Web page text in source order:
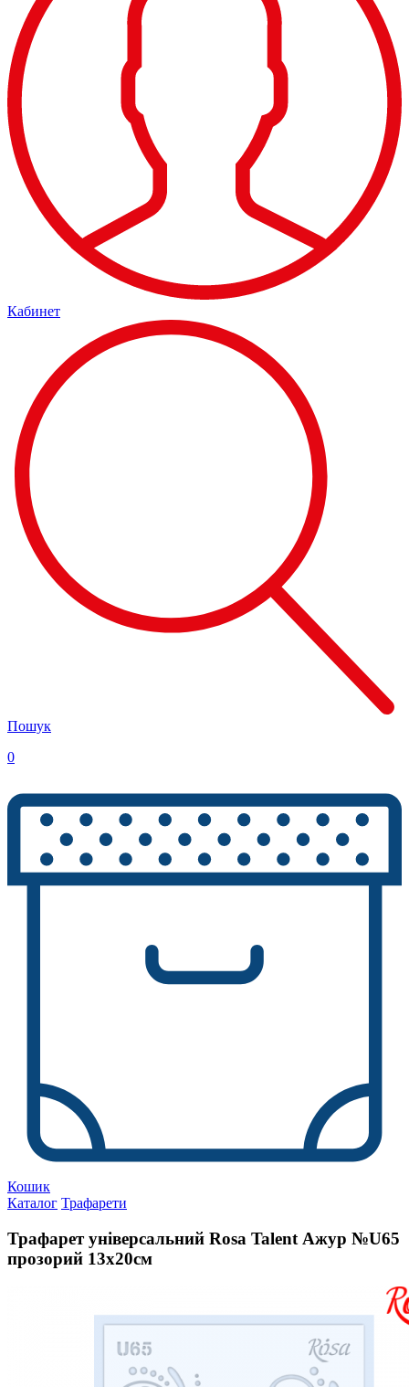
Кабинет
Пошук
0
Кошик
Каталог Трафарети
Трафарет універсальний Rosa Talent Ажур №U65
прозорий 13х20см